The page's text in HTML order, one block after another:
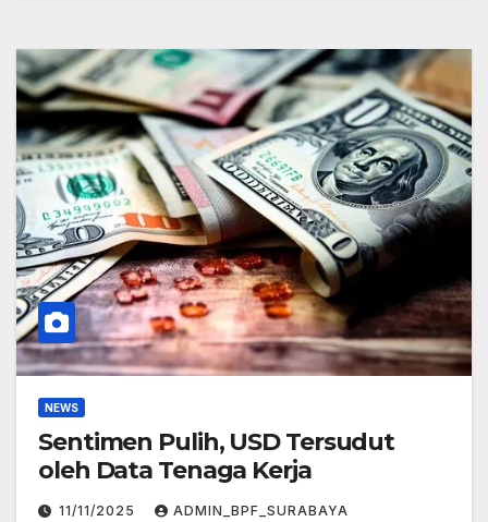
NEWS
Sentimen Pulih, USD Tersudut
oleh Data Tenaga Kerja
11/11/2025 ADMIN_BPF_SURABAYA